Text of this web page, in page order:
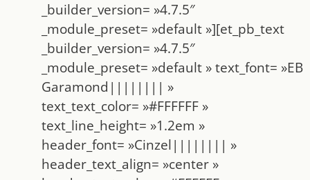
_builder_version= »4.7.5″
_module_preset= »default »][et_pb_text
_builder_version= »4.7.5″
_module_preset= »default » text_font= »EB
Garamond|||||||| »
text_text_color= »#FFFFFF »
text_line_height= »1.2em »
header_font= »Cinzel|||||||| »
header_text_align= »center »